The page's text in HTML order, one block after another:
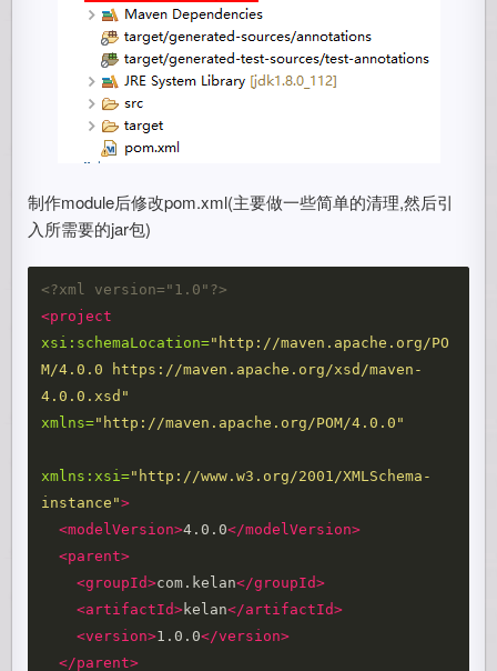
制作module后修改pom.xml(主要做一些简单的清理,然后引
入所需要的jar包)
<?xml version="1.0"?>
<project
xsi:schemaLocation="http://maven.apache.org/PO
M/4.0.0 https://maven.apache.org/xsd/maven-
4.0.0.xsd"
xmlns="http://maven.apache.org/POM/4.0.0"
xmlns:xsi="http://www.w3.org/2001/XMLSchema-
instance">
<modelVersion>4.0.0</modelVersion>
<parent>
<groupId>com.kelan</groupId>
<artifactId>kelan</artifactId>
<version>1.0.0</version>
</parent>